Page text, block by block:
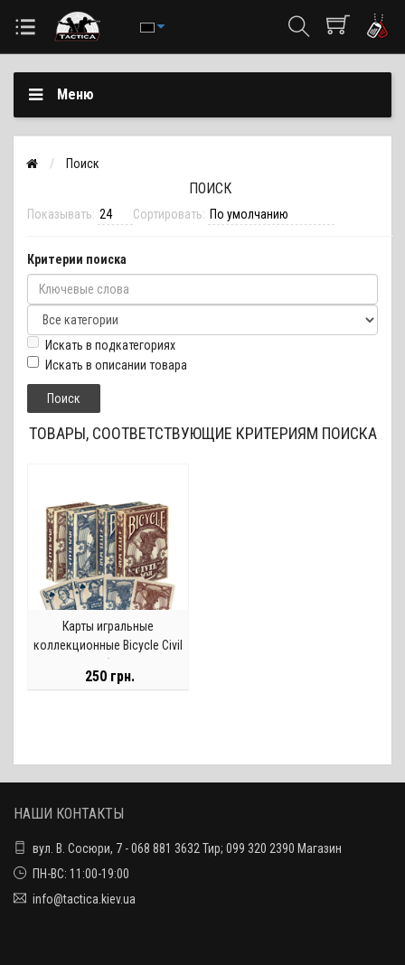
Меню
Поиск
ПОИСК
Показывать: Сортировать:
Критерии поиска
Искать в подкатегориях
Искать в описании товара
ТОВАРЫ, СООТВЕТСТВУЮЩИЕ КРИТЕРИЯМ ПОИСКА
Карты игральные
коллекционные Bicycle Civil
War, республиканские
(красные)
250 грн.
НАШИ КОНТАКТЫ
вул. В. Сосюри, 7 - 068 881 3632 Тир; 099 320 2390 Магазин
ПН-ВС: 11:00-19:00
info@tactica.kiev.ua